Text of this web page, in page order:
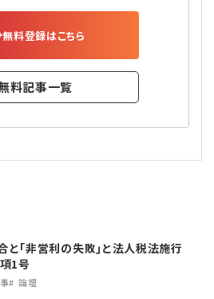
無料登録はこちら
料記事一覧
と｢非営利の失敗｣と法人税法施行
1号
論壇